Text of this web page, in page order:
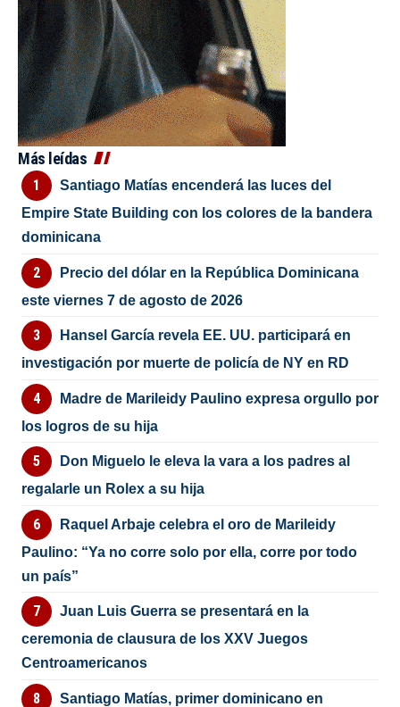
Más leídas
Santiago Matías encenderá las luces del
Empire State Building con los colores de la bandera
dominicana
Precio del dólar en la República Dominicana
este viernes 7 de agosto de 2026
Hansel García revela EE. UU. participará en
investigación por muerte de policía de NY en RD
Madre de Marileidy Paulino expresa orgullo por
los logros de su hija
Don Miguelo le eleva la vara a los padres al
regalarle un Rolex a su hija
Raquel Arbaje celebra el oro de Marileidy
Paulino: “Ya no corre solo por ella, corre por todo
un país”
Juan Luis Guerra se presentará en la
ceremonia de clausura de los XXV Juegos
Centroamericanos
Santiago Matías, primer dominicano en